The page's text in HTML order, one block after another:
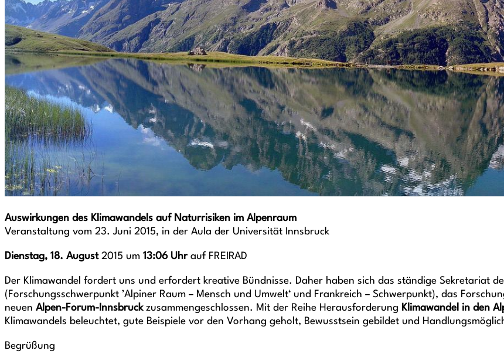
Auswirkungen des Klimawandels auf Naturrisiken im Alpenraum
Veranstaltung vom 23. Juni 2015, in der Aula der Universität Innsbruck
Dienstag, 18. August2015 um 13:06 Uhrauf FREIRAD
Der Klimawandel fordert uns und erfordert kreative Bündnisse. Daher haben sich das ständige Sekretariat
(Forschungsschwerpunkt ’Alpiner Raum – Mensch und Umwelt‘ und Frankreich – Schwerpunkt), das
neuen Alpen-Forum-Innsbruckzusammengeschlossen. Mit der Reihe Herausforderung Klimawandel in den
Klimawandels beleuchtet, gute Beispiele vor den Vorhang geholt, Bewusstsein gebildet und
Begrüßung